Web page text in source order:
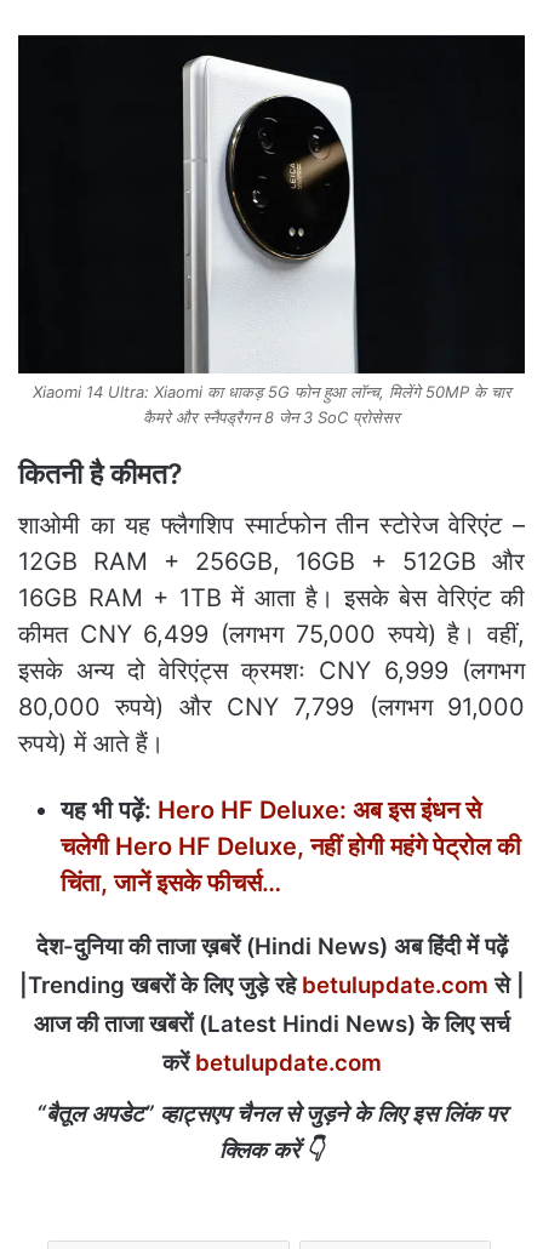
Xiaomi 14 Ultra: Xiaomi का धाकड़ 5G फोन हुआ लॉन्‍च, मिलेंगे 50MP के चार
कैमरे और स्नैपड्रैगन 8 जेन 3 SoC प्रोसेसर
कितनी है कीमत?
शाओमी का यह फ्लैगशिप स्मार्टफोन तीन स्टोरेज वेरिएंट –
12GB RAM + 256GB, 16GB + 512GB और
16GB RAM + 1TB में आता है। इसके बेस वेरिएंट की
कीमत CNY 6,499 (लगभग 75,000 रुपये) है। वहीं,
इसके अन्य दो वेरिएंट्स क्रमशः CNY 6,999 (लगभग
80,000 रुपये) और CNY 7,799 (लगभग 91,000
रुपये) में आते हैं।
यह भी पढ़ें: Hero HF Deluxe: अब इस इंधन से
चलेगी Hero HF Deluxe, नहीं होगी महंगे पेट्रोल की
चिंता, जानें इसके फीचर्स…
देश-दुनिया की ताजा ख़बरें (Hindi News) अब हिंदी में पढ़ें
|Trending खबरों के लिए जुड़े रहेbetulupdate.com से |
आज की ताजा खबरों (Latest Hindi News) के लिए सर्च
करेंbetulupdate.com
“बैतूल अपडेट” व्हाट्सएप चैनल से जुड़ने के लिए इस लिंक पर
क्लिक करें 👇